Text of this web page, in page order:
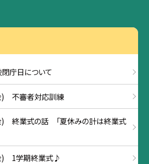
庁日について
) 不審者対応訓練
) 終業式の話 「夏休みの計は終業式
) 1学期終業式♪